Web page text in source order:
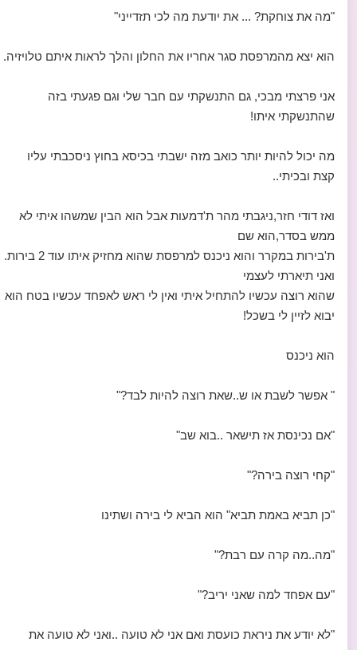
"מה את צוחקת? ... את יודעת מה לכי תזדייני"
הוא יצא מהמרפסת סגר אחריו את החלון והלך לראות איתם טלויזיה.
אני פרצתי מבכי, גם התנשקתי עם חבר שלי וגם פגעתי בזה
שהתנשקתי איתו!
מה יכול להיות יותר כואב מזה ישבתי בכיסא בחוץ ניסכבתי עליו
קצת ובכיתי..
ואז דודי חזר,ניגבתי מהר ת'דמעות אבל הוא הבין שמשהו איתי לא
ממש בסדר,הוא שם
ת'בירות במקרר והוא ניכנס למרפסת שהוא מחזיק איתו עוד 2 בירות.
ואני תיארתי לעצמי
שהוא רוצה עכשיו להתחיל איתי ואין לי ראש לאפחד עכשיו בטח הוא
יבוא לזיין לי בשכל!
הוא ניכנס
" אפשר לשבת או ש..שאת רוצה להיות לבד?"
"אם נכינסת אז תישאר ..בוא שב"
"קחי רוצה בירה?"
"כן תביא באמת תביא" הוא הביא לי בירה ושתינו
"מה..מה קרה עם רבת?"
"עם אפחד למה שאני יריב?"
"לא יודע את ניראת כועסת ואם אני לא טועה ..ואני לא טועה את